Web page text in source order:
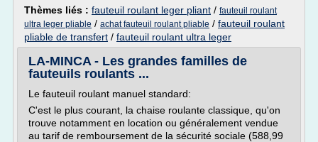
Thèmes liés : fauteuil roulant leger pliant / fauteuil roulant
ultra leger pliable / achat fauteuil roulant pliable / fauteuil roulant
pliable de transfert / fauteuil roulant ultra leger
LA-MINCA - Les grandes familles de
fauteuils roulants ...
Le fauteuil roulant manuel standard:
C'est le plus courant, la chaise roulante classique, qu'on
trouve notamment en location ou généralement vendue
au tarif de remboursement de la sécurité sociale (588,99